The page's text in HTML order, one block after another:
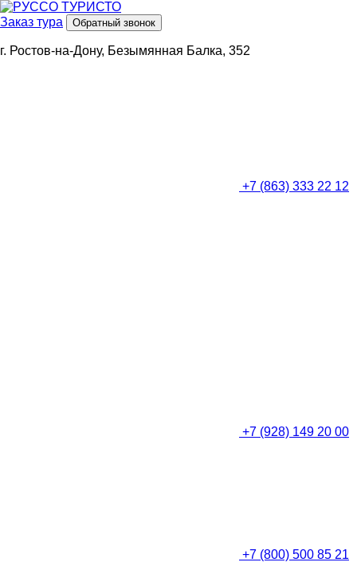
Заказ тура Обратный звонок
г. Ростов-на-Дону, Безымянная Балка, 352
+7 (863) 333 22 12
+7 (928) 149 20 00
+7 (800) 500 85 21